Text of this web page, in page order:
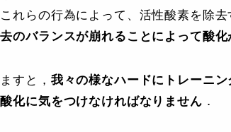
これらの行為によって、活性酸素を除
のバランスが崩れることによって酸化
すと， 我々の様なハードにトレーニ
化に気をつけなければなりません ．